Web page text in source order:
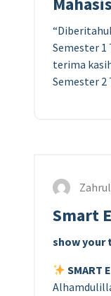
Semester 1
terima
Semester 2
Smart
show your
SMART